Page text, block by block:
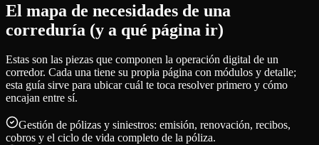
El mapa de necesidades de una
correduría (y a qué página ir)
Estas son las piezas que componen la operación digital de un
corredor. Cada una tiene su propia página con módulos y detalle;
esta guía sirve para ubicar cuál te toca resolver primero y cómo
encajan entre sí.
Gestión de pólizas y siniestros: emisión, renovación, recibos,
cobros y el ciclo de vida completo de la póliza.